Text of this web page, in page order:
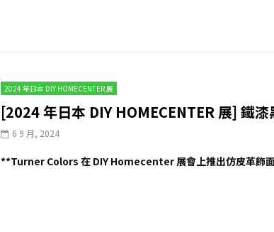
2024 年日本 DIY HOMECENTER 展
[2024 年日本 DIY HOMECENTER 展] 鐵
6 9 月, 2024
**Turner Colors 在 DIY Homecenter 展會上推出仿皮革